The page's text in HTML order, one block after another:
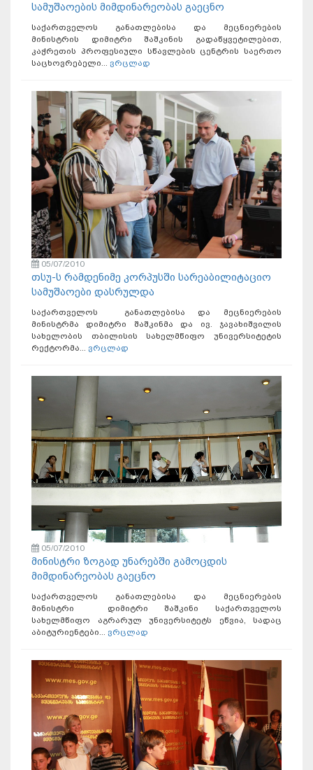
სამუშაოების მიმდინარეობას გაეცნო
საქართველოს განათლებისა და მეცნიერების
მინისტრის დიმიტრი შაშკინის გადაწყვეტილებით,
კაჭრეთის პროფესიული სწავლების ცენტრის საერთო
საცხოვრებელი... ვრცლად
05/07/2010
თსუ-ს რამდენიმე კორპუსში სარეაბილიტაციო
სამუშაოები დასრულდა
საქართველოს განათლებისა და მეცნიერების
მინისტრმა დიმიტრი შაშკინმა და ივ. ჯავახიშვილის
სახელობის თბილისის სახელმწიფო უნივერსიტეტის
რექტორმა... ვრცლად
05/07/2010
მინისტრი ზოგად უნარებში გამოცდის
მიმდინარეობას გაეცნო
საქართველოს განათლებისა და მეცნიერების
მინისტრი დიმიტრი შაშკინი საქართველოს
სახელმწიფო აგრარულ უნივერსიტეტს ეწვია, სადაც
აბიტურიენტები... ვრცლად